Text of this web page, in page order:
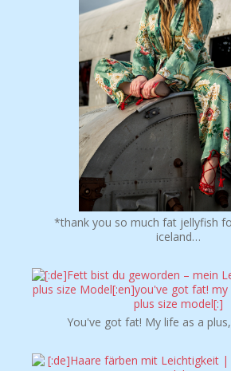
*thank you so much fat jellyfish
iceland…
You've got fat! My life as a